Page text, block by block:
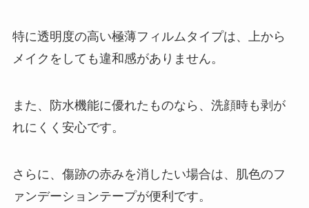
特に透明度の高い極薄フィルムタイプは、上から
メイクをしても違和感がありません。
また、防水機能に優れたものなら、洗顔時も剥が
れにくく安心です。
さらに、傷跡の赤みを消したい場合は、肌色のフ
ァンデーションテープが便利です。